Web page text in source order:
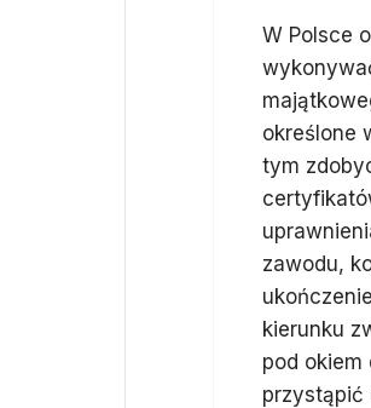
W Polsce
określone
tym
zawodu,
kierunku
pod okiem
przystąpić